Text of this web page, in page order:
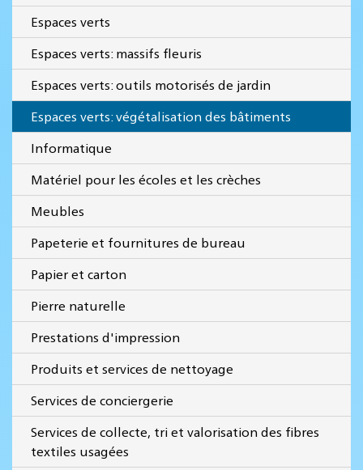
Espaces verts
Espaces verts: massifs fleuris
Espaces verts: outils motorisés de jardin
Espaces verts: végétalisation des bâtiments
Informatique
Matériel pour les écoles et les crèches
Meubles
Papeterie et fournitures de bureau
Papier et carton
Pierre naturelle
Prestations d'impression
Produits et services de nettoyage
Services de conciergerie
Services de collecte, tri et valorisation des fibres
textiles usagées